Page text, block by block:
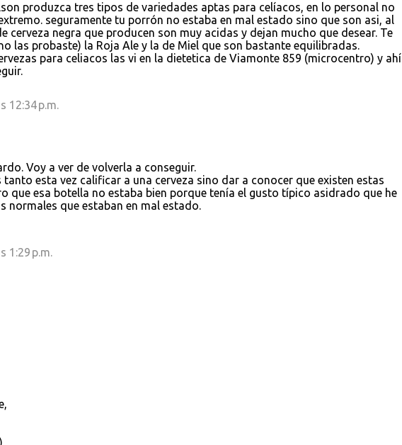
produzca tres tipos de variedades aptas para celíacos, en lo personal no
seguramente tu porrón no estaba en mal estado sino que son asi, al
cerveza negra que producen son muy acidas y dejan mucho que desear. Te
las probaste) la Roja Ale y la de Miel que son bastante equilibradas.
para celiacos las vi en la dietetica de Viamonte 859 (microcentro) y ahí
12:34 p.m.
Voy a ver de volverla a conseguir.
esta vez calificar a una cerveza sino dar a conocer que existen estas
que esa botella no estaba bien porque tenía el gusto típico asidrado que he
normales que estaban en mal estado.
1:29 p.m.